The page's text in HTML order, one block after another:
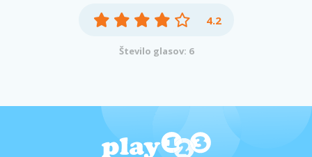
4.2
Število glasov: 6